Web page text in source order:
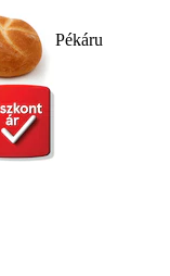
Pékáru